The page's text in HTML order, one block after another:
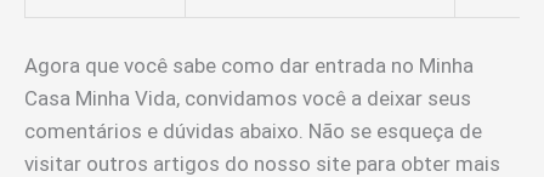
Agora que você sabe como dar entrada no Minha
Casa Minha Vida, convidamos você a deixar seus
comentários e dúvidas abaixo. Não se esqueça de
visitar outros artigos do nosso site para obter mais